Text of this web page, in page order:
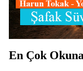
En Çok